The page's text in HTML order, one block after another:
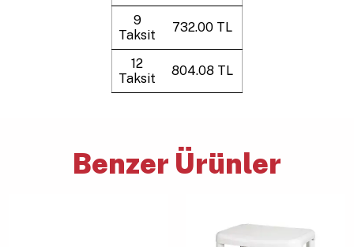
9
Taksit
732.00 TL
12
Taksit
804.08 TL
Benzer Ürünler